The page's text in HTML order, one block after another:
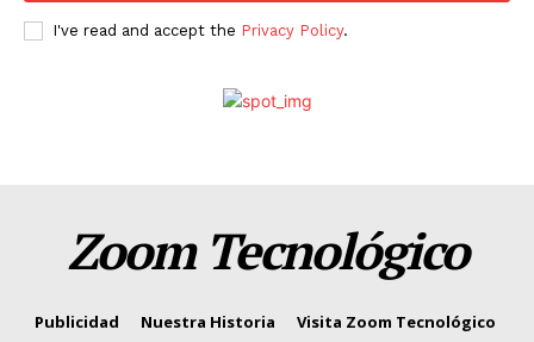
I've read and accept the Privacy Policy.
Zoom Tecnológico
Publicidad Nuestra Historia Visita Zoom Tecnológico